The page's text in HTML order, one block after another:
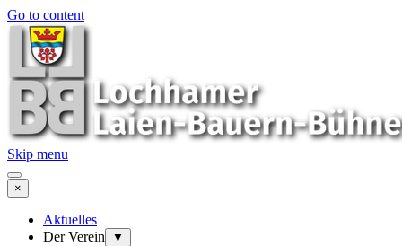
Go to content
Skip menu
×
Aktuelles
Der Verein
▼